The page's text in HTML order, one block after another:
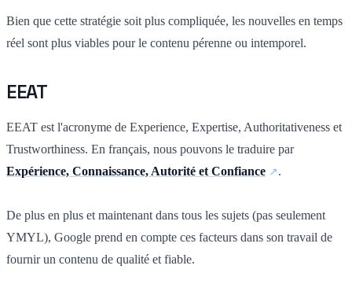
Bien que cette stratégie soit plus compliquée, les nouvelles en temps
réel sont plus viables pour le contenu pérenne ou intemporel.
EEAT
EEAT est l'acronyme de Experience, Expertise, Authoritativeness et
Trustworthiness. En français, nous pouvons le traduire par
Expérience, Connaissance, Autorité et Confiance
.
De plus en plus et maintenant dans tous les sujets (pas seulement
YMYL), Google prend en compte ces facteurs dans son travail de
fournir un contenu de qualité et fiable.